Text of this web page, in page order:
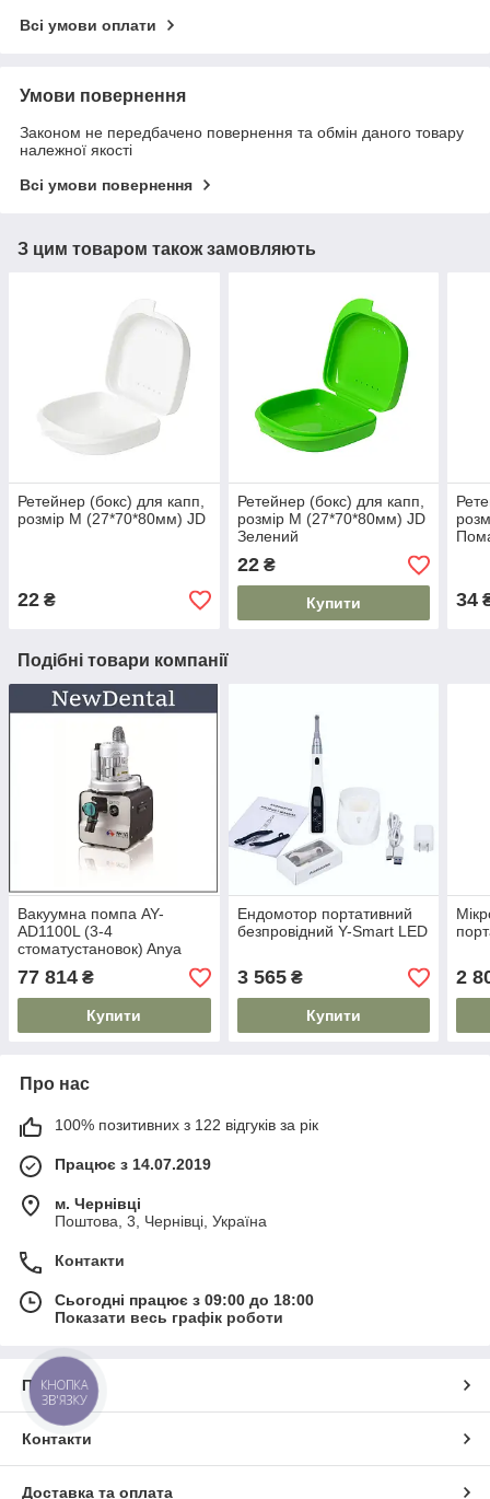
Всі умови оплати
Умови повернення
Законом не передбачено повернення та обмін даного товару
належної якості
Всі умови повернення
З цим товаром також замовляють
Ретейнер (бокс) для капп,
розмір М (27*70*80мм) JD
22 ₴
Ретейнер (бокс) для капп,
розмір М (27*70*80мм) JD
Зелений
22₴
Купити 34
Подібні товари компанії
Вакуумна помпа AY-
AD1100L (3-4
стоматустановок) Anya
77 814 ₴
Купити
Ендомотор портативний
безпровідний Y-Smart LED
3 565₴
Купити
2
Про нас
100% позитивних з 122 відгуків за рік
Працює з 14.07.2019
м. Чернівці
Поштова, 3, Чернівці, Україна
Контакти
Сьогодні працює з 09:00 до 18:00
Показати весь графік роботи
Про нас
Контакти
Доставка та оплата
КНОПКА
ЗВ'ЯЗКУ